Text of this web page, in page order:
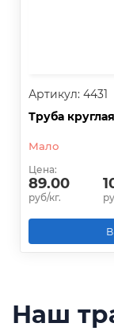
Артикул: 4431
Труба
Мало
Цена:
89.00
руб/кг.
Наш